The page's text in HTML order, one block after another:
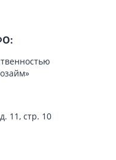
11, стр. 10